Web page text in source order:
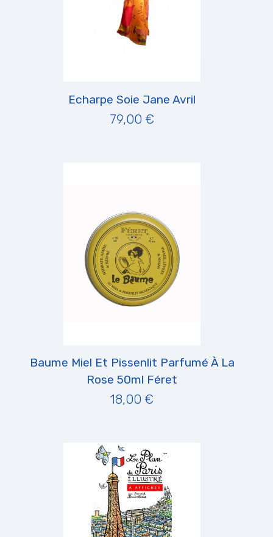
Echarpe Soie Jane Avril
79,00 €
Baume Miel Et Pissenlit Parfumé À La
Rose 50ml Féret
18,00 €